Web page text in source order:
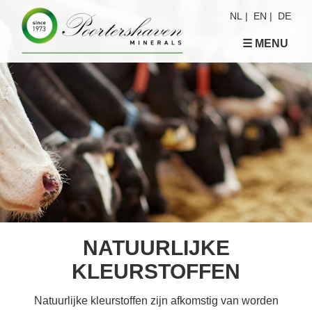
NL | EN | DE
☰ MENU
NATUURLIJKE
KLEURSTOFFEN
Natuurlijke kleurstoffen zijn afkomstig van worden